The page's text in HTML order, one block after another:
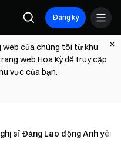
Đăng ký
web của chúng tôi từ khu
web Hoa Kỳ để truy cập
vực của bạn.
sĩ Đảng Lao động Anh yêu